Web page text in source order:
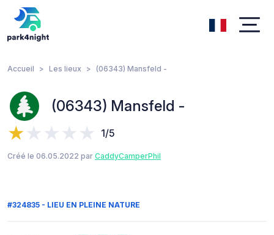
Accueil Les lieux (06343) Mansfeld -
(06343) Mansfeld -
1/5
Créé le 06.05.2022 par CaddyCamperPhil
#324835 - LIEU EN PLEINE NATURE